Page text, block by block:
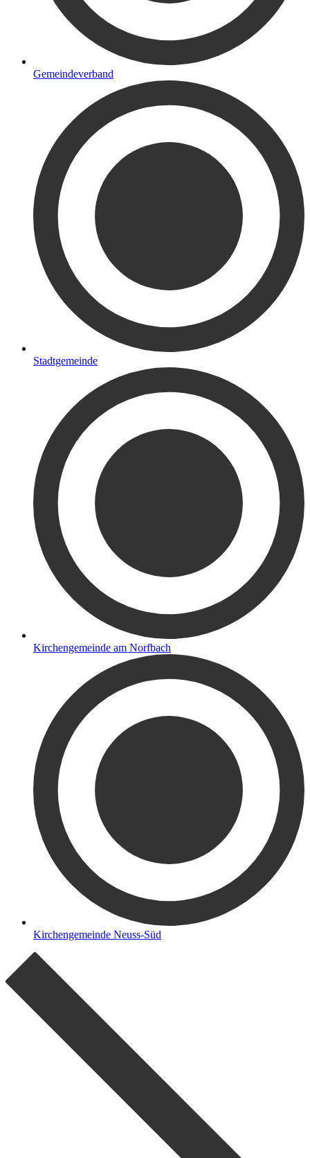
Gemeindeverband
Stadtgemeinde
Kirchengemeinde am Norfbach
Kirchengemeinde Neuss-Süd